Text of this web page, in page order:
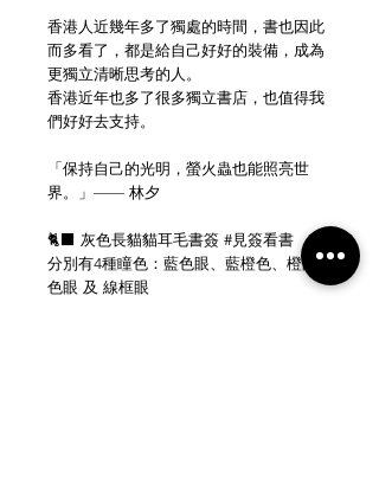
香港人近幾年多了獨處的時間，書也因此
而多看了，都是給自己好好的裝備，成為
更獨立清晰思考的人。
香港近年也多了很多獨立書店，也值得我
們好好去支持。
「保持自己的光明，螢火蟲也能照亮世
界。」—— 林夕
🐈‍⬛ 灰色長貓貓耳毛書簽 #見簽看書
分別有4種瞳色：藍色眼、藍橙色、橙眼
色眼 及 線框眼